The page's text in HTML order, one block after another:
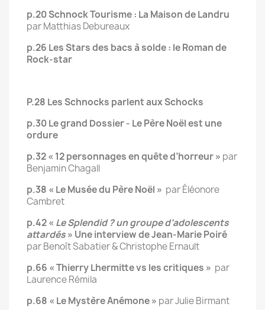
p.20 Schnock Tourisme : La Maison de Landru
par Matthias Debureaux
p.26 Les Stars des bacs à solde : le Roman de
Rock-star
P.28 Les Schnocks parlent aux Schocks
p.30 Le grand Dossier - Le Père Noël est une
ordure
p.32 « 12 personnages en quête d’horreur » par
Benjamin Chagall
p.38 « Le Musée du Père Noël » par Éléonore
Cambret
p.42 « Le Splendid ? un groupe d’adolescents
attardés» Une interview de Jean-Marie Poiré
par Benoît Sabatier & Christophe Ernault
p.66 « Thierry Lhermitte vs les critiques » par
Laurence Rémila
p.68 « Le Mystère Anémone » par Julie Birmant